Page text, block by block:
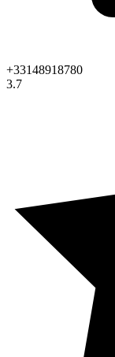
+33148918780
3.7